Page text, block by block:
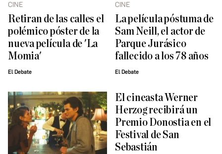
CINE
Retiran de las calles el
polémico póster de la
nueva película de 'La
Momia'
El Debate
CINE
La película póstuma de
Sam Neill, el actor de
Parque Jurásico
fallecido a los 78 años
El Debate
El cineasta Werner
Herzog recibirá un
Premio Donostia en el
Festival de San
Sebastián